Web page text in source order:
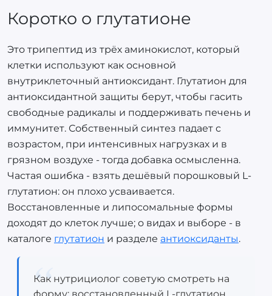
Коротко о глутатионе
Это трипептид из трёх аминокислот, который
клетки используют как основной
внутриклеточный антиоксидант. Глутатион для
антиоксидантной защиты берут, чтобы гасить
свободные радикалы и поддерживать печень и
иммунитет. Собственный синтез падает с
возрастом, при интенсивных нагрузках и в
грязном воздухе - тогда добавка осмысленна.
Частая ошибка - взять дешёвый порошковый L-
глутатион: он плохо усваивается.
Восстановленные и липосомальные формы
доходят до клеток лучше; о видах и выборе - в
каталоге глутатион и разделе антиоксиданты.
Как нутрициолог советую смотреть на